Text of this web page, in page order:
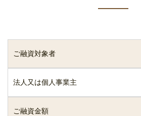
ご融資対象者
法人又は個人事業主
ご融資金額